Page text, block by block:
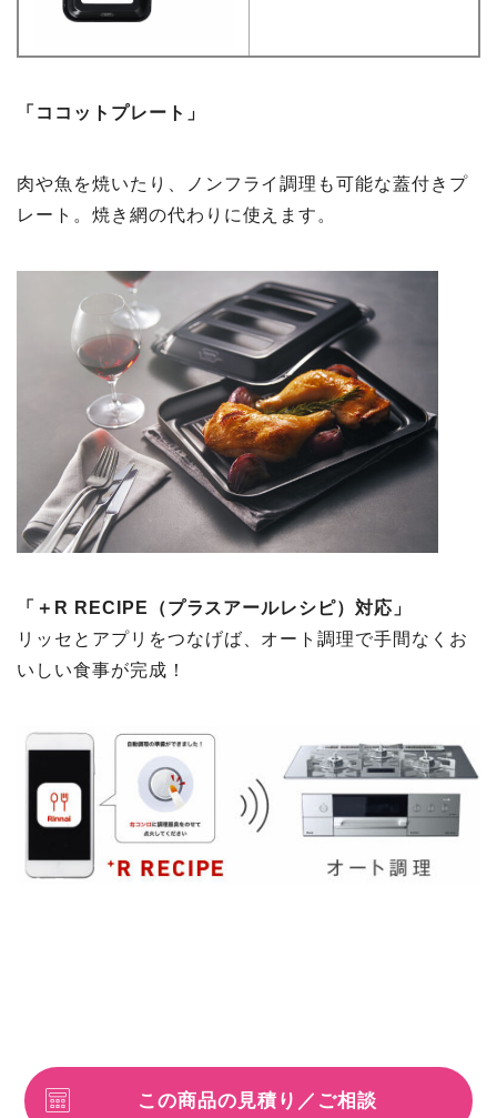
「ココットプレート」
肉や魚を焼いたり、ノンフライ調理も可能な蓋付きプ
レート。焼き網の代わりに使えます。
「＋R RECIPE（プラスアールレシピ）対応」
リッセとアプリをつなげば、オート調理で手間なくお
いしい食事が完成！
この商品の見積り／ご相談